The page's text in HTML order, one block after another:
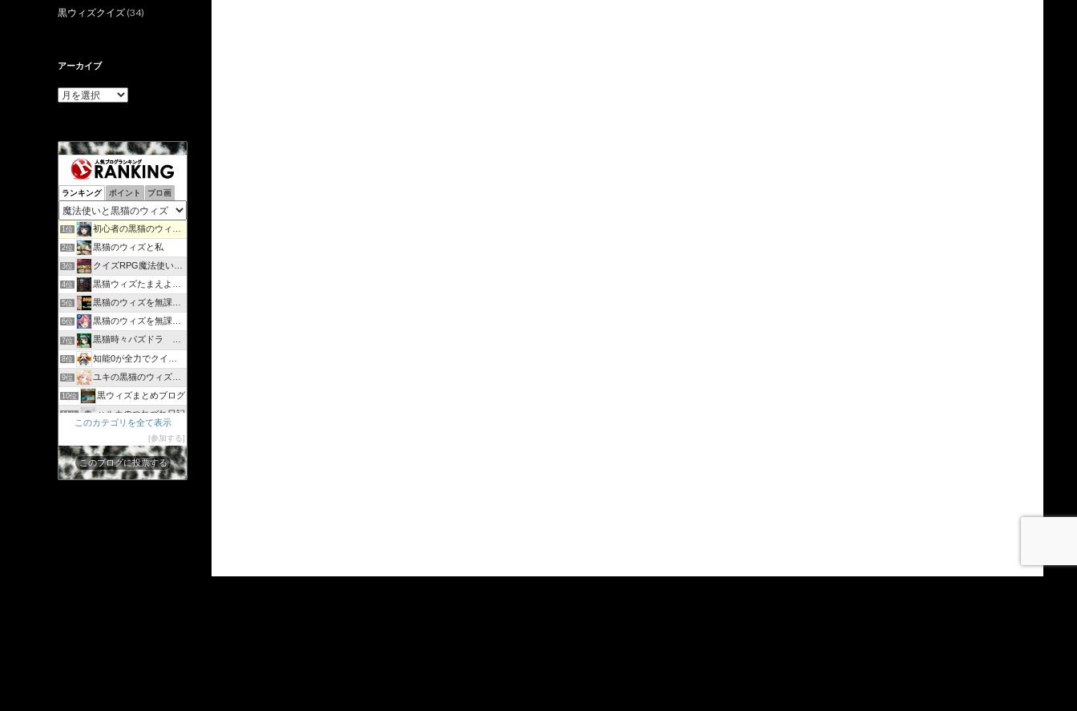
黒ウィズクイズ (34)
アーカイブ
ア
ブ
ランキング ポイント ブロ画
1位 初心者の黒猫のウィズ攻略日記 | のんびりマイペースで攻略…
2位 黒猫のウィズと私
3位 クイズRPG魔法使いと黒猫のウィズを遊んで知識を増やそう
4位 黒猫ウィズたまえよディートリヒプレイ日記
5位 黒猫のウィズを無課金で攻略してみる
6位 黒猫のウィズを無課金でまったりと。
7位 黒猫時々パズドラ ラノベ好きが綴るゲームブログ
8位 知能0が全力でクイズゲーム
9位 ユキの黒猫のウィズまったり日記 〜黒ウィズプレイ日記ブログ〜
10位 黒ウィズまとめブログ
11位 ハルカのつれづれ日記
13位 ジャスたいむ
14位 30過ぎてもゲーム好き
このカテゴリを全て表示
参加する
このブログに投票する